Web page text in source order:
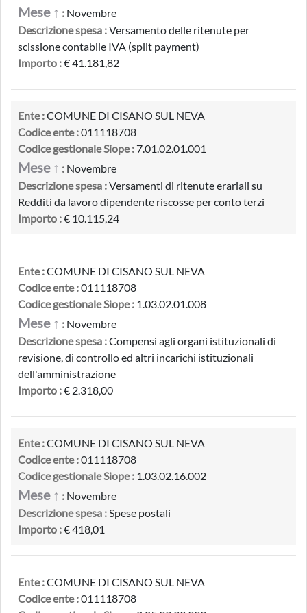
Mese ↑ : Novembre
Descrizione spesa :Versamento delle ritenute per
scissione contabile IVA (split payment)
Importo :€ 41.181,82
Ente :COMUNE DI CISANO SUL NEVA
Codice ente :011118708
Codice gestionale Siope :7.01.02.01.001
Mese ↑ : Novembre
Descrizione spesa :Versamenti di ritenute erariali su
Redditi da lavoro dipendente riscosse per conto terzi
Importo :€ 10.115,24
Ente :COMUNE DI CISANO SUL NEVA
Codice ente :011118708
Codice gestionale Siope : 1.03.02.01.008
Mese ↑ : Novembre
Descrizione spesa :Compensi agli organi istituzionali di
revisione, di controllo ed altri incarichi istituzionali
dell'amministrazione
Importo :€ 2.318,00
Ente :COMUNE DI CISANO SUL NEVA
Codice ente :011118708
Codice gestionale Siope : 1.03.02.16.002
Mese ↑ : Novembre
Descrizione spesa :Spese postali
Importo :€ 418,01
Ente :COMUNE DI CISANO SUL NEVA
Codice ente :011118708